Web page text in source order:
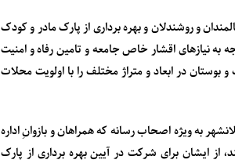
و روشندلان و بهره برداری از پارک مادر و کودک
نیازهای اقشار خاص جامعه و تامین رفاه و امنیت
را به منصه ظهور گذاشته است؛ مفتخریم که در دوره کنونی در حدود ۴۰ پارک و بوستان در ابعاد و متراژ مختلف را با اولویت محلات
به ویژه اصحاب رسانه که همراهان و بازوانِ اداره
از ایشان برای شرکت در آیین بهره برداری از پارک